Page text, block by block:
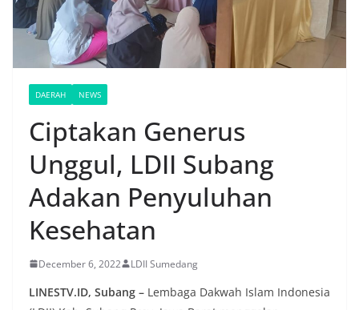
DAERAH NEWS
Ciptakan Generus
Unggul, LDII Subang
Adakan Penyuluhan
Kesehatan
December 6, 2022 LDII Sumedang
LINESTV.ID, Subang – Lembaga Dakwah Islam Indonesia